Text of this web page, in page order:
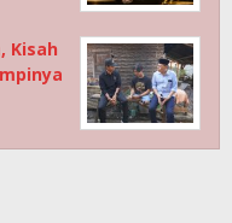
Kisah